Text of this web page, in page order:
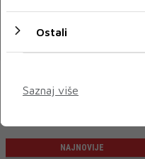
05 STU 2025
NAJNOVIJE
Ostali
Saznaj više